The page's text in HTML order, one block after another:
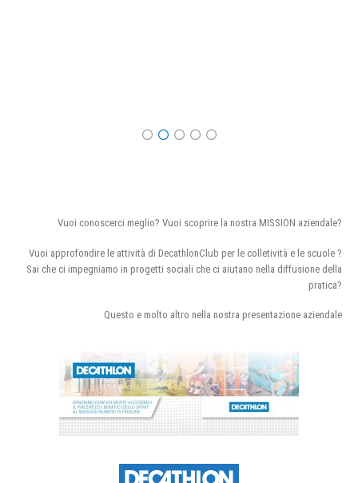
Vuoi conoscerci meglio? Vuoi scoprire la nostra MISSION aziendale?
Vuoi approfondire le attività di DecathlonClub per le colletività e le scuole ?
Sai che ci impegniamo in progetti sociali che ci aiutano nella diffusione della
pratica?
Questo e molto altro nella nostra presentazione aziendale